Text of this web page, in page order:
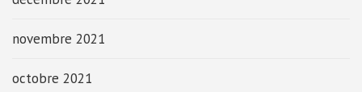
novembre 2021
octobre 2021